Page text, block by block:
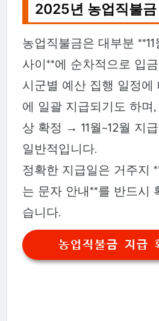
2025년 농업직불금
농업직불금은 대부분
사이**에 순차적으로 입
시군별 예산 집행 일정에
에 일괄 지급되기도 하며,
상 확정 → 11월~12월 지
일반적입니다.
정확한 지급일은 거주지
는 문자 안내**를 반드시
습니다.
농업직불금 지급